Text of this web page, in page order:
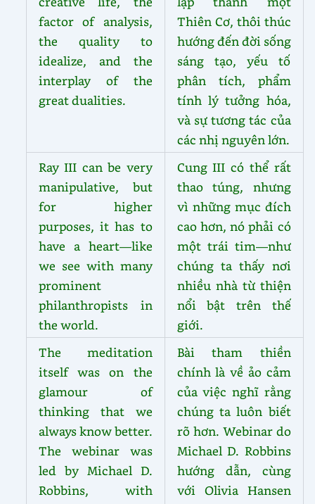
factor of analysis,
the quality to
idealize, and the
interplay of the
great dualities.
Thiên Cơ, thôi thúc
hướng đến đời sống
sáng tạo, yếu tố
phân tích, phẩm
tính lý tưởng hóa,
và sự tương tác của
các nhị nguyên lớn.
Ray III can be very
manipulative, but
for higher
purposes, it has to
have a heart—like
we see with many
prominent
philanthropists in
the world.
Cung III có thể rất
thao túng, nhưng
vì những mục đích
cao hơn, nó phải có
một trái tim—như
chúng ta thấy nơi
nhiều nhà từ thiện
nổi bật trên thế
giới.
The meditation
itself was on the
glamour of
thinking that we
always know better.
The webinar was
led by Michael D.
Robbins, with
Bài tham thiền
chính là về ảo cảm
của việc nghĩ rằng
chúng ta luôn biết
rõ hơn. Webinar do
Michael D. Robbins
hướng dẫn, cùng
với Olivia Hansen